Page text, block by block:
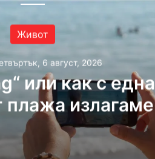
Живот
6 август, 2026
или как с една
плажа излагаме
си на риск